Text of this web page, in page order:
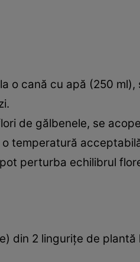
o cană cu apă (250 ml),
de gălbenele, se
temperatură
perturba echilibrul
din 2 linguriţe de plantă